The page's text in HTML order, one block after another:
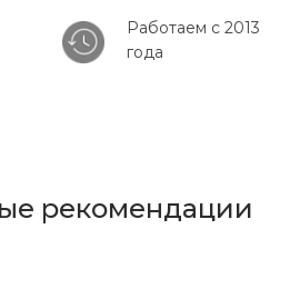
Работаем с 2013
года
рекомендации